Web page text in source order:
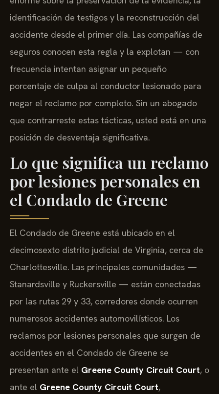
identificación de testigos y la reconstrucción del
accidente desde el primer día. Las compañías de
seguros conocen esta regla y la explotan — con
frecuencia intentan asignar un pequeño
porcentaje de culpa al conductor lesionado para
negar el reclamo por completo. Sin un abogado
que contrarreste estas tácticas, usted está en una
posición de desventaja significativa.
Lo que significa un reclamo
por lesiones personales en
el Condado de Greene
El Condado de Greene está ubicado en el
decimosexto distrito judicial de Virginia, cerca de
Charlottesville. Las principales comunidades —
Stanardsville y Ruckersville — están conectadas
por las rutas 29 y 33, corredores donde ocurren
numerosos accidentes automovilísticos. Los
reclamos por lesiones personales que surgen de
accidentes en el Condado de Greene se
presentan ante el Greene County Circuit Court, o
ante el Greene County Circuit Court,